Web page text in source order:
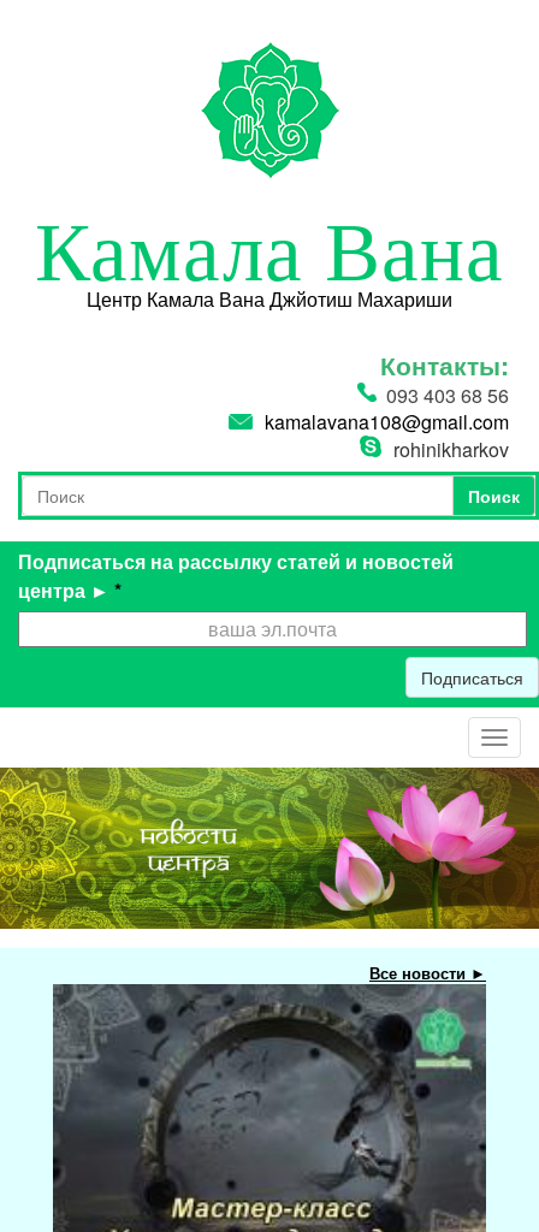
Камала Вана
Центр Камала Вана Джйотиш Махариши
Контакты:
093 403 68 56
kamalavana108@gmail.com
rohinikharkov
Форма поиска
Поиск
Поиск
Подписаться на рассылку статей и новостей
центра ► *
Подписаться
Все новости ►